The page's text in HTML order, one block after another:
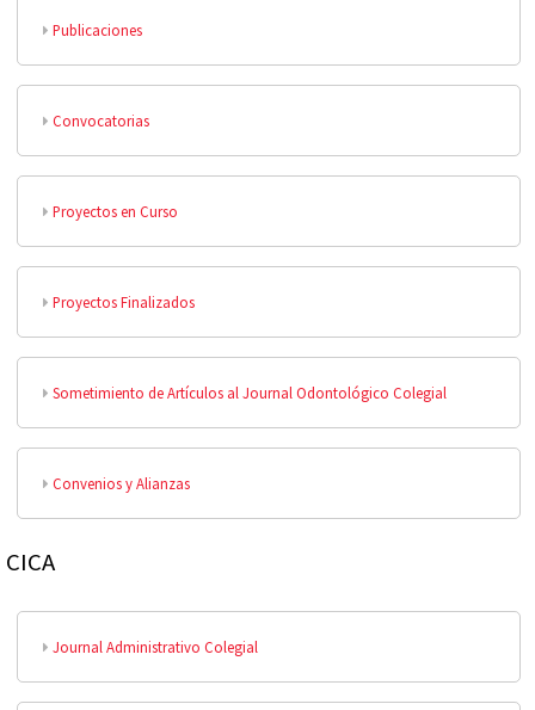
Publicaciones
Convocatorias
Proyectos en Curso
Proyectos Finalizados
Sometimiento de Artículos al Journal Odontológico Colegial
Convenios y Alianzas
CICA
Journal Administrativo Colegial